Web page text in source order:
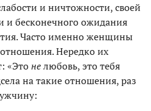
и ничтожности, своей
и бесконечного ожидания
Часто именно женщины
Нередко их
«Этонелюбовь, это тебя
на такие отношения, раз